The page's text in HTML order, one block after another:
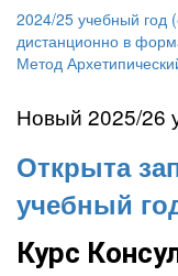
2024/25 учебный год
дистанционно в
Метод
Новый 2025/26
Открыта
учебный
Курс